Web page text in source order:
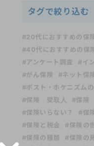
タグで絞り込む
#20代におすすめの保
#40代におすすめの保
#アンケート調査
#イ
#がん保険
#ネット保
#ポスト・ホケニズム
#保険 受取人
#保険
#保険いらない？
#保
#保険と税金
#保険の
#保険の種類
#保険の